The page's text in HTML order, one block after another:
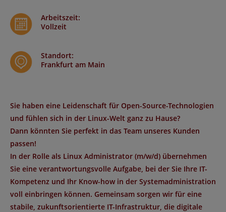
Arbeitszeit:
Vollzeit
Standort:
Frankfurt am Main
Sie haben eine Leidenschaft für Open-Source-Technologien
und fühlen sich in der Linux-Welt ganz zu Hause?
Dann könnten Sie perfekt in das Team unseres Kunden
passen!
In der Rolle als Linux Administrator (m/w/d) übernehmen
Sie eine verantwortungsvolle Aufgabe, bei der Sie Ihre IT-
Kompetenz und Ihr Know-how in der Systemadministration
voll einbringen können. Gemeinsam sorgen wir für eine
stabile, zukunftsorientierte IT-Infrastruktur, die digitale